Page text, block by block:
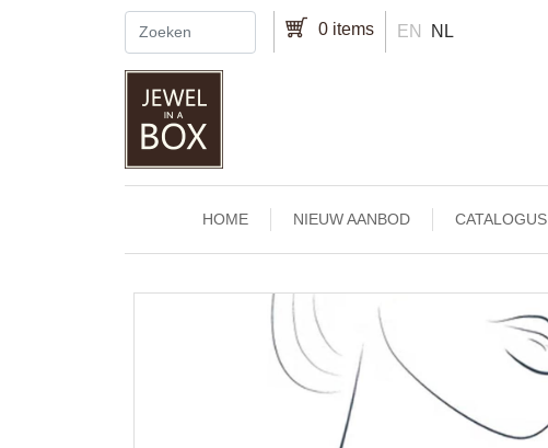
Overslaan en naar de inhoud gaan 0 items EN NL
Main navigation
HOME NIEUW AANBOD CATALOGUS